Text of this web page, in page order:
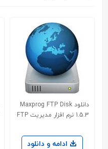
دانلود Maxprog FTP Disk
1.5.3 نرم افزار مدیریت FTP
ادامه و دانلود